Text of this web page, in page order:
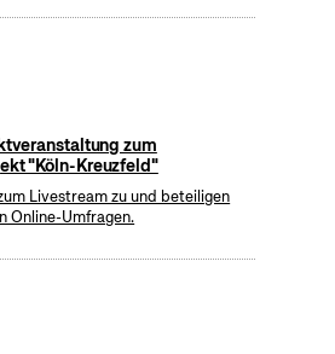
zum
"Köln-Kreuzfeld"
Livestream zu und beteiligen
Online-Umfragen.